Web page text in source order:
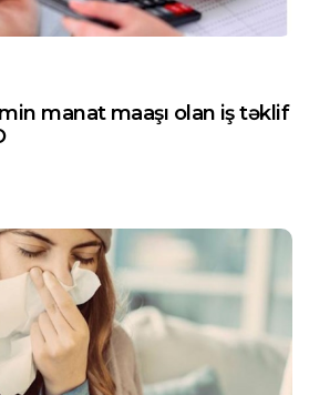
manat maaşı olan iş təklif